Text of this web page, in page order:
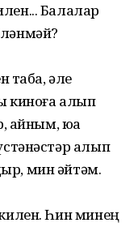
Балалар
таба, әле
киноға алып
юҡҡа
алып
мин әйтәм.
Һин минең